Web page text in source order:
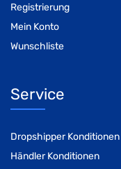
Registrierung
Mein Konto
Wunschliste
Service
Dropshipper Konditionen
Händler Konditionen